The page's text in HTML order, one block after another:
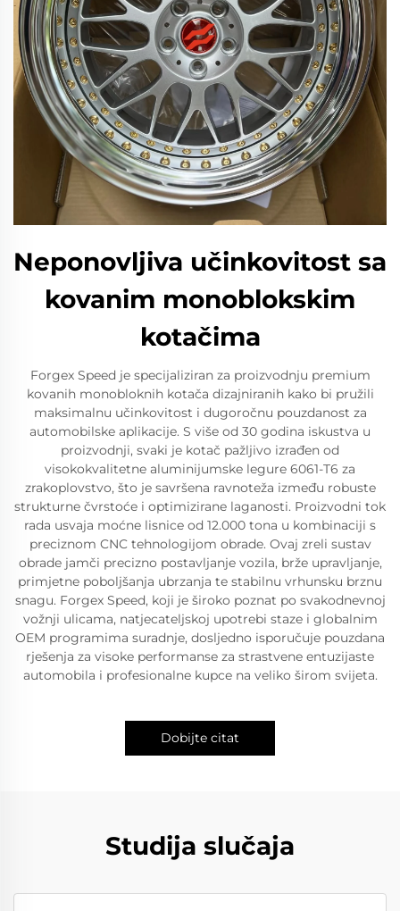
Neponovljiva učinkovitost sa
kovanim monoblokskim
kotačima
Forgex Speed je specijaliziran za proizvodnju premium
kovanih monobloknih kotača dizajniranih kako bi pružili
maksimalnu učinkovitost i dugoročnu pouzdanost za
automobilske aplikacije. S više od 30 godina iskustva u
proizvodnji, svaki je kotač pažljivo izrađen od
visokokvalitetne aluminijumske legure 6061-T6 za
zrakoplovstvo, što je savršena ravnoteža između robuste
strukturne čvrstoće i optimizirane laganosti. Proizvodni tok
rada usvaja moćne lisnice od 12.000 tona u kombinaciji s
preciznom CNC tehnologijom obrade. Ovaj zreli sustav
obrade jamči precizno postavljanje vozila, brže upravljanje,
primjetne poboljšanja ubrzanja te stabilnu vrhunsku brznu
snagu. Forgex Speed, koji je široko poznat po svakodnevnoj
vožnji ulicama, natjecateljskoj upotrebi staze i globalnim
OEM programima suradnje, dosljedno isporučuje pouzdana
rješenja za visoke performanse za strastvene entuzijaste
automobila i profesionalne kupce na veliko širom svijeta.
Dobijte citat
Studija slučaja